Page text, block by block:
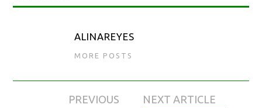
ALINAREYES
MORE POSTS
PREVIOUS
NEXT ARTICLE